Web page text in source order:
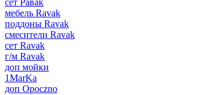
сет Равак
мебель Ravak
поддоны Ravak
смесители Ravak
сет Ravak
г/м Ravak
доп мойки
1MarKa
доп Opoczno